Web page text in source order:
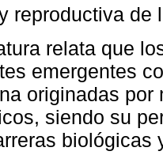
reproductiva de
relata que
emergentes
originadas
siendo su
biológicas